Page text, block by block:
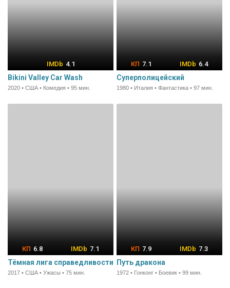
4.1
Bikini Valley Car Wash
2020 • США • Комедия • 95 мин.
7.1 6.4
Суперполицейский
1980 • Италия • Фантастика • 97 мин.
6.8 7.1
Тёмная лига справедливости
2017 • США • Ужасы • 75 мин.
7.9 7.3
Путь дракона
1972 • Гонконг • Боевик • 99 мин.